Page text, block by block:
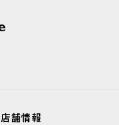
店舗情報